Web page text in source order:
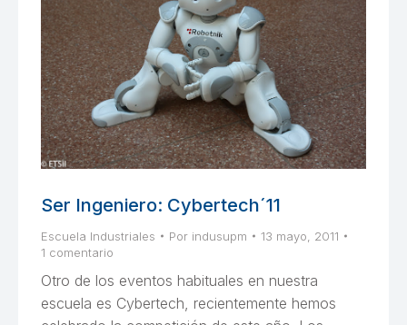
Ser Ingeniero: Cybertech´11
Escuela Industriales Por indusupm
13 mayo, 2011
1 comentario
Otro de los eventos habituales en nuestra
escuela es Cybertech, recientemente hemos